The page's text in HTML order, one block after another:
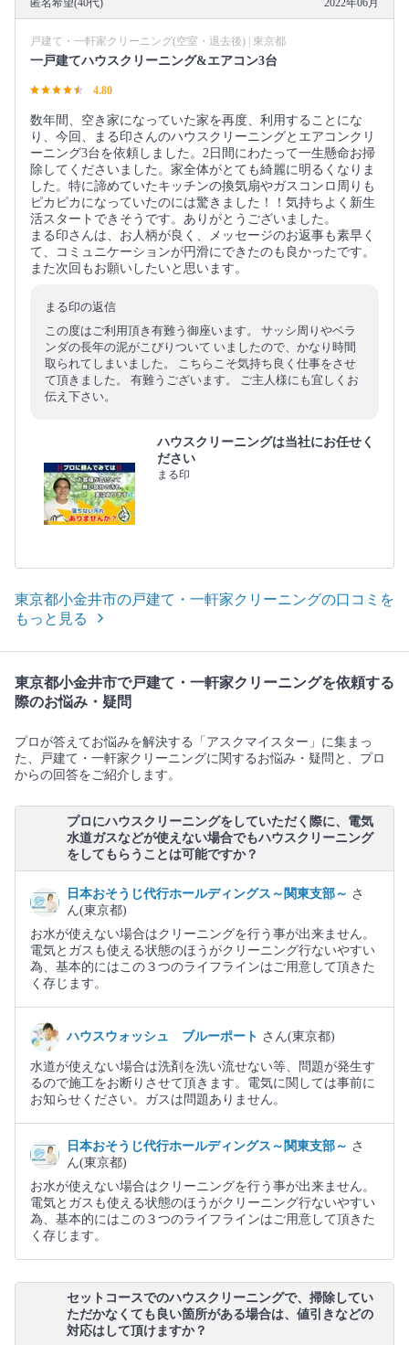
匿名希望(40代) 2022年06月
戸建て・一軒家クリーニング(空室・退去後) | 東京都
一戸建てハウスクリーニング&エアコン3台
4.80
数年間、空き家になっていた家を再度、利用することにな
り、今回、まる印さんのハウスクリーニングとエアコンクリ
ーニング3台を依頼しました。2日間にわたって一生懸命お掃
除してくださいました。家全体がとても綺麗に明るくなりま
した。特に諦めていたキッチンの換気扇やガスコンロ周りも
ピカピカになっていたのには驚きました！！気持ちよく新生
活スタートできそうです。ありがとうございました。
まる印さんは、お人柄が良く、メッセージのお返事も素早く
て、コミュニケーションが円滑にできたのも良かったです。
また次回もお願いしたいと思います。
まる印の返信
この度はご利用頂き有難う御座います。 サッシ周りやベラ
ンダの長年の泥がこびりついて いましたので、かなり時間
取られてしまいました。 こちらこそ気持ち良く仕事をさせ
て頂きました。 有難うございます。 ご主人様にも宜しくお
伝え下さい。
ハウスクリーニングは当社にお任せく
ださい
まる印
東京都小金井市の戸建て・一軒家クリーニングの口コミを
もっと見る
東京都小金井市で戸建て・一軒家クリーニングを依頼する
際のお悩み・疑問
プロが答えてお悩みを解決する「アスクマイスター」に集まっ
た、戸建て・一軒家クリーニングに関するお悩み・疑問と、プロ
からの回答をご紹介します。
プロにハウスクリーニングをしていただく際に、電気
水道ガスなどが使えない場合でもハウスクリーニング
をしてもらうことは可能ですか？
日本おそうじ代行ホールディングス～関東支部～ さ
ん(東京都)
お水が使えない場合はクリーニングを行う事が出来ません。
電気とガスも使える状態のほうがクリーニング行ないやすい
為、基本的にはこの３つのライフラインはご用意して頂きた
く存じます。
ハウスウォッシュ ブルーポート さん(東京都)
水道が使えない場合は洗剤を洗い流せない等、問題が発生す
るので施工をお断りさせて頂きます。電気に関しては事前に
お知らせください。ガスは問題ありません。
日本おそうじ代行ホールディングス～関東支部～ さ
ん(東京都)
お水が使えない場合はクリーニングを行う事が出来ません。
電気とガスも使える状態のほうがクリーニング行ないやすい
為、基本的にはこの３つのライフラインはご用意して頂きた
く存じます。
セットコースでのハウスクリーニングで、掃除してい
ただかなくても良い箇所がある場合は、値引きなどの
対応はして頂けますか？